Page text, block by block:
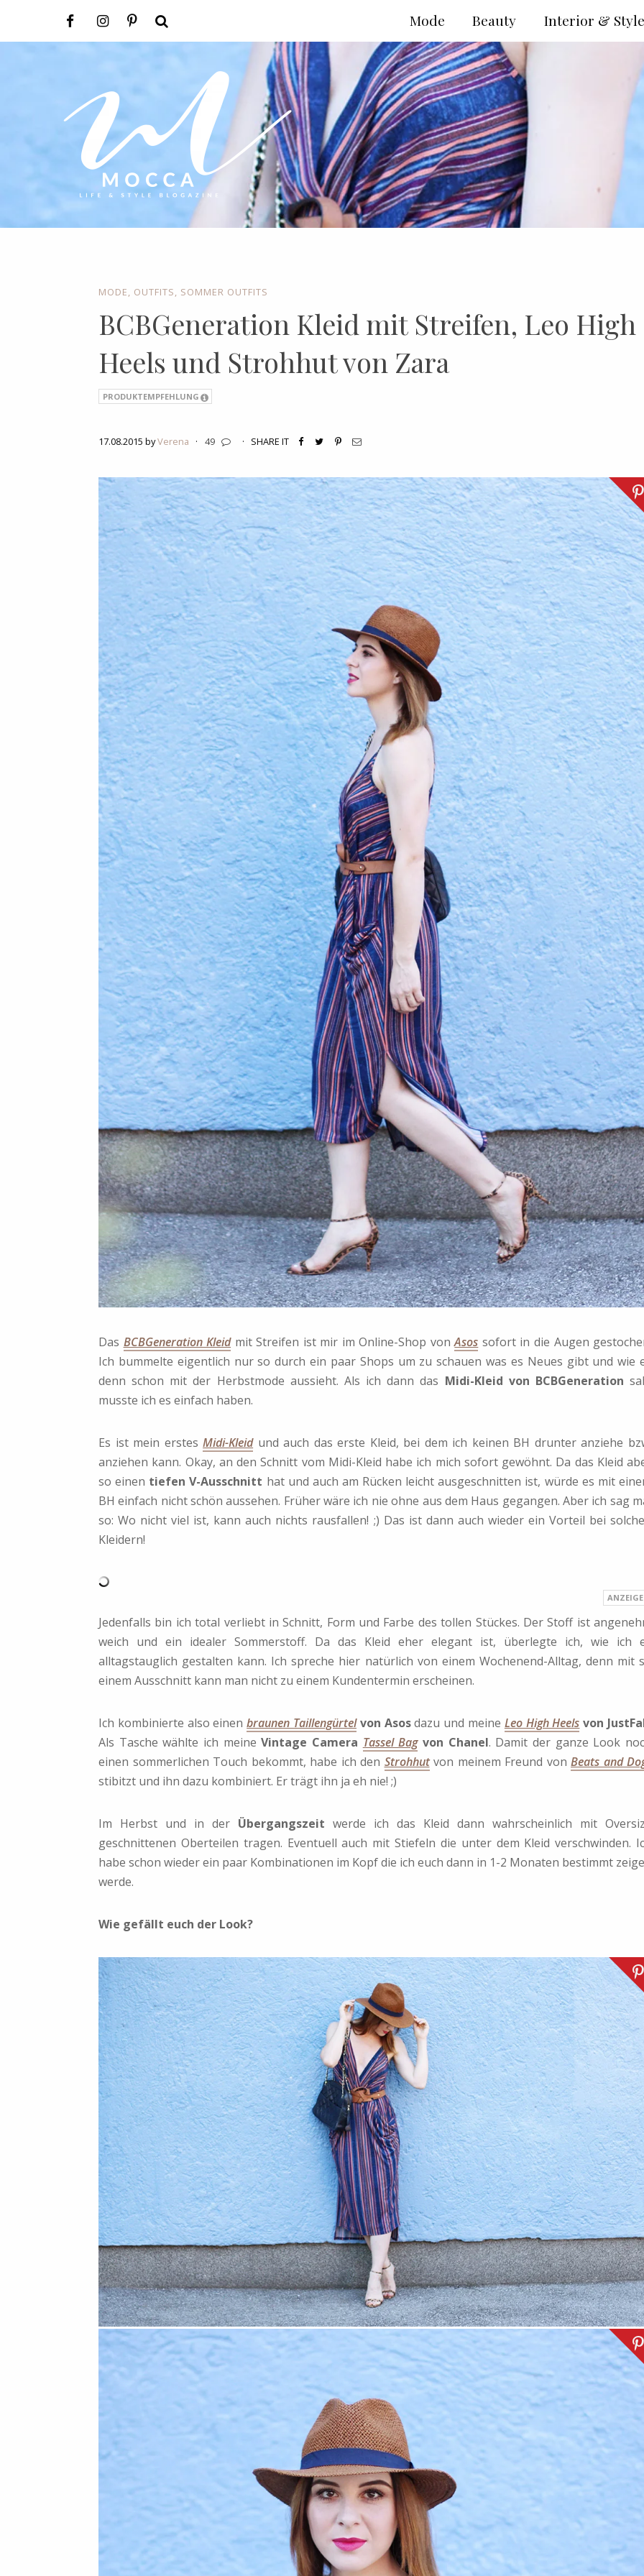
MODE OUTFITS SOMMER OUTFITS
BCBGeneration Kleid mit Streifen, Leo High
Heels und Strohhut von Zara
PRODUKTEMPFEHLUNG
17.08.2015 byVerena · 49 · SHARE IT
Das BCBGeneration Kleidmit Streifen ist mir im Online-Shop vonAsos sofort in die Augen
Ich bummelte eigentlich nur so durch ein paar Shops um zu schauen was es Neues gibt und wie
denn schon mit der Herbstmode aussieht. Als ich dann das Midi-Kleid von BCBGeneration
musste ich es einfach haben.
Es ist mein erstesMidi-Kleidund auch das erste Kleid, bei dem ich keinen BH drunter anziehe
anziehen kann. Okay, an den Schnitt vom Midi-Kleid habe ich mich sofort gewöhnt. Da das Kleid
so einen tiefen V-Ausschnitt hat und auch am Rücken leicht ausgeschnitten ist, würde es mit
BH einfach nicht schön aussehen. Früher wäre ich nie ohne aus dem Haus gegangen. Aber ich sag
so: Wo nicht viel ist, kann auch nichts rausfallen! ;) Das ist dann auch wieder ein Vorteil bei
Kleidern!
Jedenfalls bin ich total verliebt in Schnitt, Form und Farbe des tollen Stückes. Der Stoff ist
weich und ein idealer Sommerstoff. Da das Kleid eher elegant ist, überlegte ich, wie ich
alltagstauglich gestalten kann. Ich spreche hier natürlich von einem Wochenend-Alltag, denn mit
einem Ausschnitt kann man nicht zu einem Kundentermin erscheinen.
Ich kombinierte also einenbraunen Taillengürtelvon Asosdazu und meine Leo High Heels von
Als Tasche wählte ich meineVintage Camera Tassel Bagvon Chanel. Damit der ganze Look
einen sommerlichen Touch bekommt, habe ich den Strohhutvon meinem Freund von Beats and
stibitzt und ihn dazu kombiniert. Er trägt ihn ja eh nie! ;)
Im Herbst und in der Übergangszeit werde ich das Kleid dann wahrscheinlich mit
geschnittenen Oberteilen tragen. Eventuell auch mit Stiefeln die unter dem Kleid verschwinden.
habe schon wieder ein paar Kombinationen im Kopf die ich euch dann in 1-2 Monaten bestimmt
werde.
Wie gefällt euch der Look?
Interior & Style
Beauty
Mode